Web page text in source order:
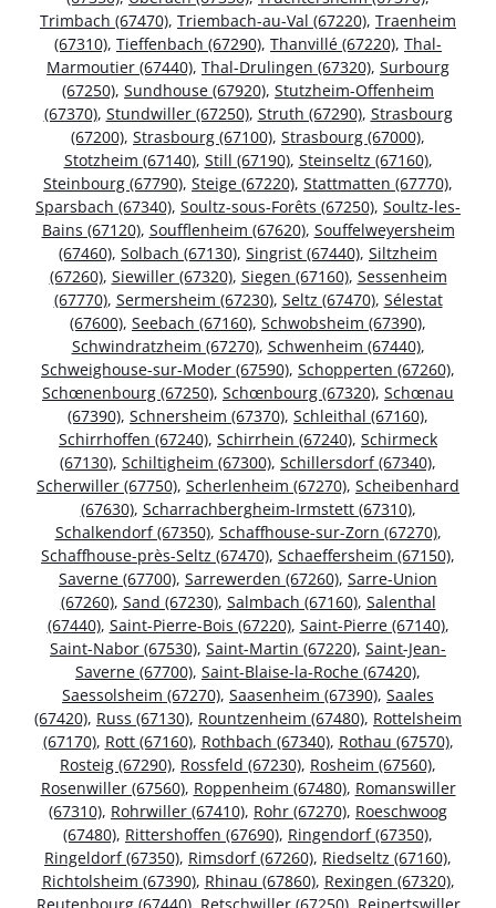
Trimbach (67470), Triembach-au-Val (67220), Traenheim
(67310), Tieffenbach (67290), Thanvillé (67220), Thal-
Marmoutier (67440), Thal-Drulingen (67320), Surbourg
(67250), Sundhouse (67920), Stutzheim-Offenheim
(67370), Stundwiller (67250), Struth (67290), Strasbourg
(67200), Strasbourg (67100), Strasbourg (67000),
Stotzheim (67140), Still (67190), Steinseltz (67160),
Steinbourg (67790), Steige (67220), Stattmatten (67770),
Sparsbach (67340), Soultz-sous-Forêts (67250), Soultz-les-
Bains (67120), Soufflenheim (67620), Souffelweyersheim
(67460), Solbach (67130), Singrist (67440), Siltzheim
(67260), Siewiller (67320), Siegen (67160), Sessenheim
(67770), Sermersheim (67230), Seltz (67470), Sélestat
(67600), Seebach (67160), Schwobsheim (67390),
Schwindratzheim (67270), Schwenheim (67440),
Schweighouse-sur-Moder (67590), Schopperten (67260),
Schœnenbourg (67250), Schœnbourg (67320), Schœnau
(67390), Schnersheim (67370), Schleithal (67160),
Schirrhoffen (67240), Schirrhein (67240), Schirmeck
(67130), Schiltigheim (67300), Schillersdorf (67340),
Scherwiller (67750), Scherlenheim (67270), Scheibenhard
(67630), Scharrachbergheim-Irmstett (67310),
Schalkendorf (67350), Schaffhouse-sur-Zorn (67270),
Schaffhouse-près-Seltz (67470), Schaeffersheim (67150),
Saverne (67700), Sarrewerden (67260), Sarre-Union
(67260), Sand (67230), Salmbach (67160), Salenthal
(67440), Saint-Pierre-Bois (67220), Saint-Pierre (67140),
Saint-Nabor (67530), Saint-Martin (67220), Saint-Jean-
Saverne (67700), Saint-Blaise-la-Roche (67420),
Saessolsheim (67270), Saasenheim (67390), Saales
(67420), Russ (67130), Rountzenheim (67480), Rottelsheim
(67170), Rott (67160), Rothbach (67340), Rothau (67570),
Rosteig (67290), Rossfeld (67230), Rosheim (67560),
Rosenwiller (67560), Roppenheim (67480), Romanswiller
(67310), Rohrwiller (67410), Rohr (67270), Roeschwoog
(67480), Rittershoffen (67690), Ringendorf (67350),
Ringeldorf (67350), Rimsdorf (67260), Riedseltz (67160),
Richtolsheim (67390), Rhinau (67860), Rexingen (67320),